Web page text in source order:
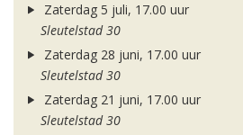
Zaterdag 5 juli, 17.00 uur
Sleutelstad 30
Zaterdag 28 juni, 17.00 uur
Sleutelstad 30
Zaterdag 21 juni, 17.00 uur
Sleutelstad 30